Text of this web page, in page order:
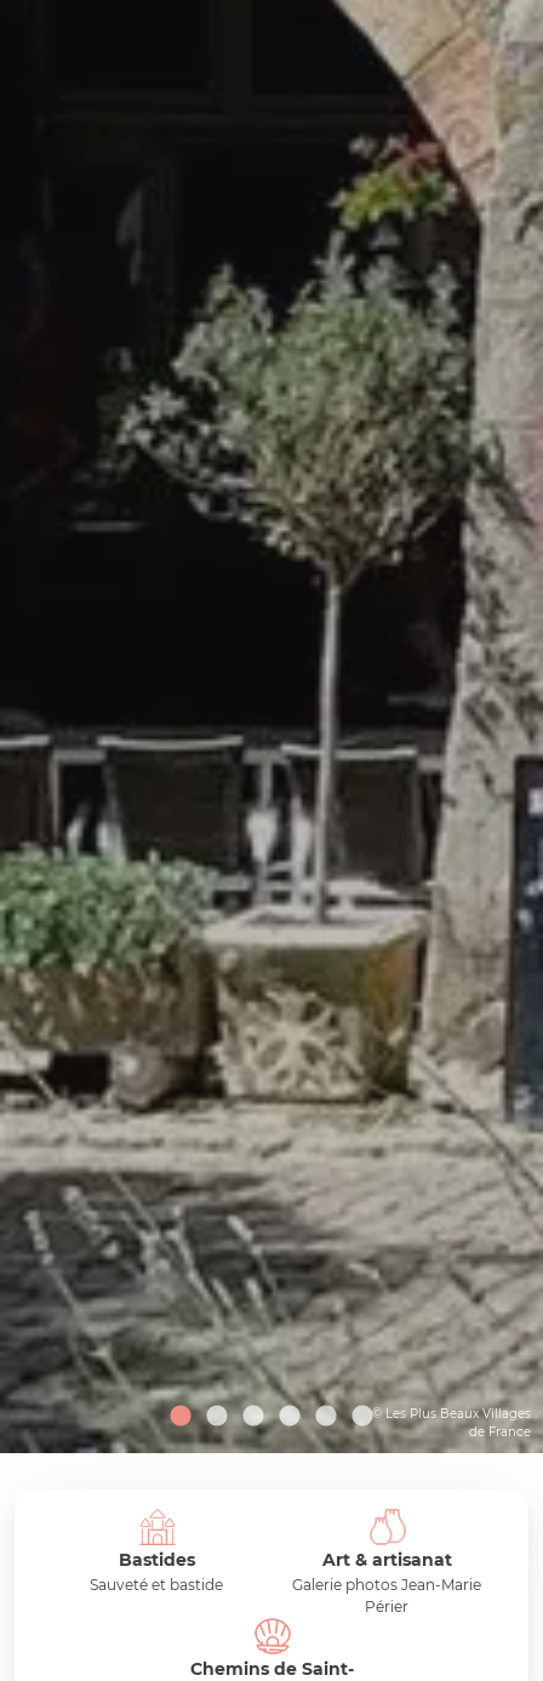
© Les Plus Beaux Villages
de France
Bastides
Sauveté et bastide
Art & artisanat
Galerie photos Jean-Marie
Périer
Chemins de Saint-